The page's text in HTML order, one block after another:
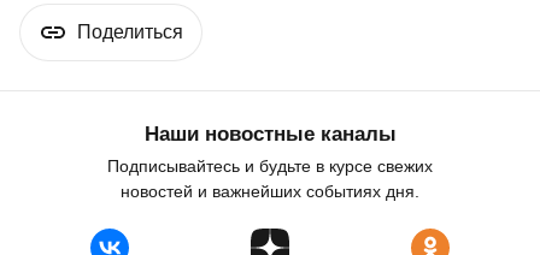
Поделиться
Наши новостные каналы
Подписывайтесь и будьте в курсе свежих
новостей и важнейших событиях дня.